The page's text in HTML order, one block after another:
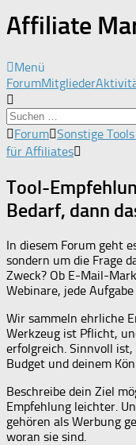
Affiliate
Menü
Forum-
Navigation
ForumMitglieder
Forum-
Breadcrumbs
-
Du
bist
hier:
Forum Sonstige
für Affiliates
Tool-
Bedarf, dann
In diesem Forum geht
sondern um die Frage
Zweck? Ob E-Mail-
Webinare, jede
Wir sammeln ehrliche
Werkzeug ist Pflicht,
erfolgreich. Sinnvoll ist,
Budget und deinem
Beschreibe dein Ziel
Empfehlung leichter.
gehören als Werbung
woran sie sind.